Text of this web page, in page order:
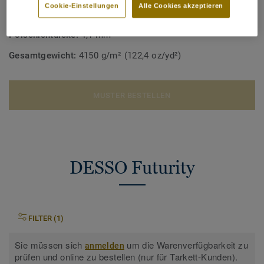
Nutzungsklasse Wohnbereich:
Polschichtdicke:4,1 mm
Gesamtgewicht: 4150 g/m² (122,4 oz/yd²)
DESSO Futurity
FILTER (1)
Sie müssen sichanmelden um die Warenverfügbarkeit zu
prüfen und online zu bestellen (nur für Tarkett-Kunden).
Alle Cookies akzeptieren
Cookie-Einstellungen